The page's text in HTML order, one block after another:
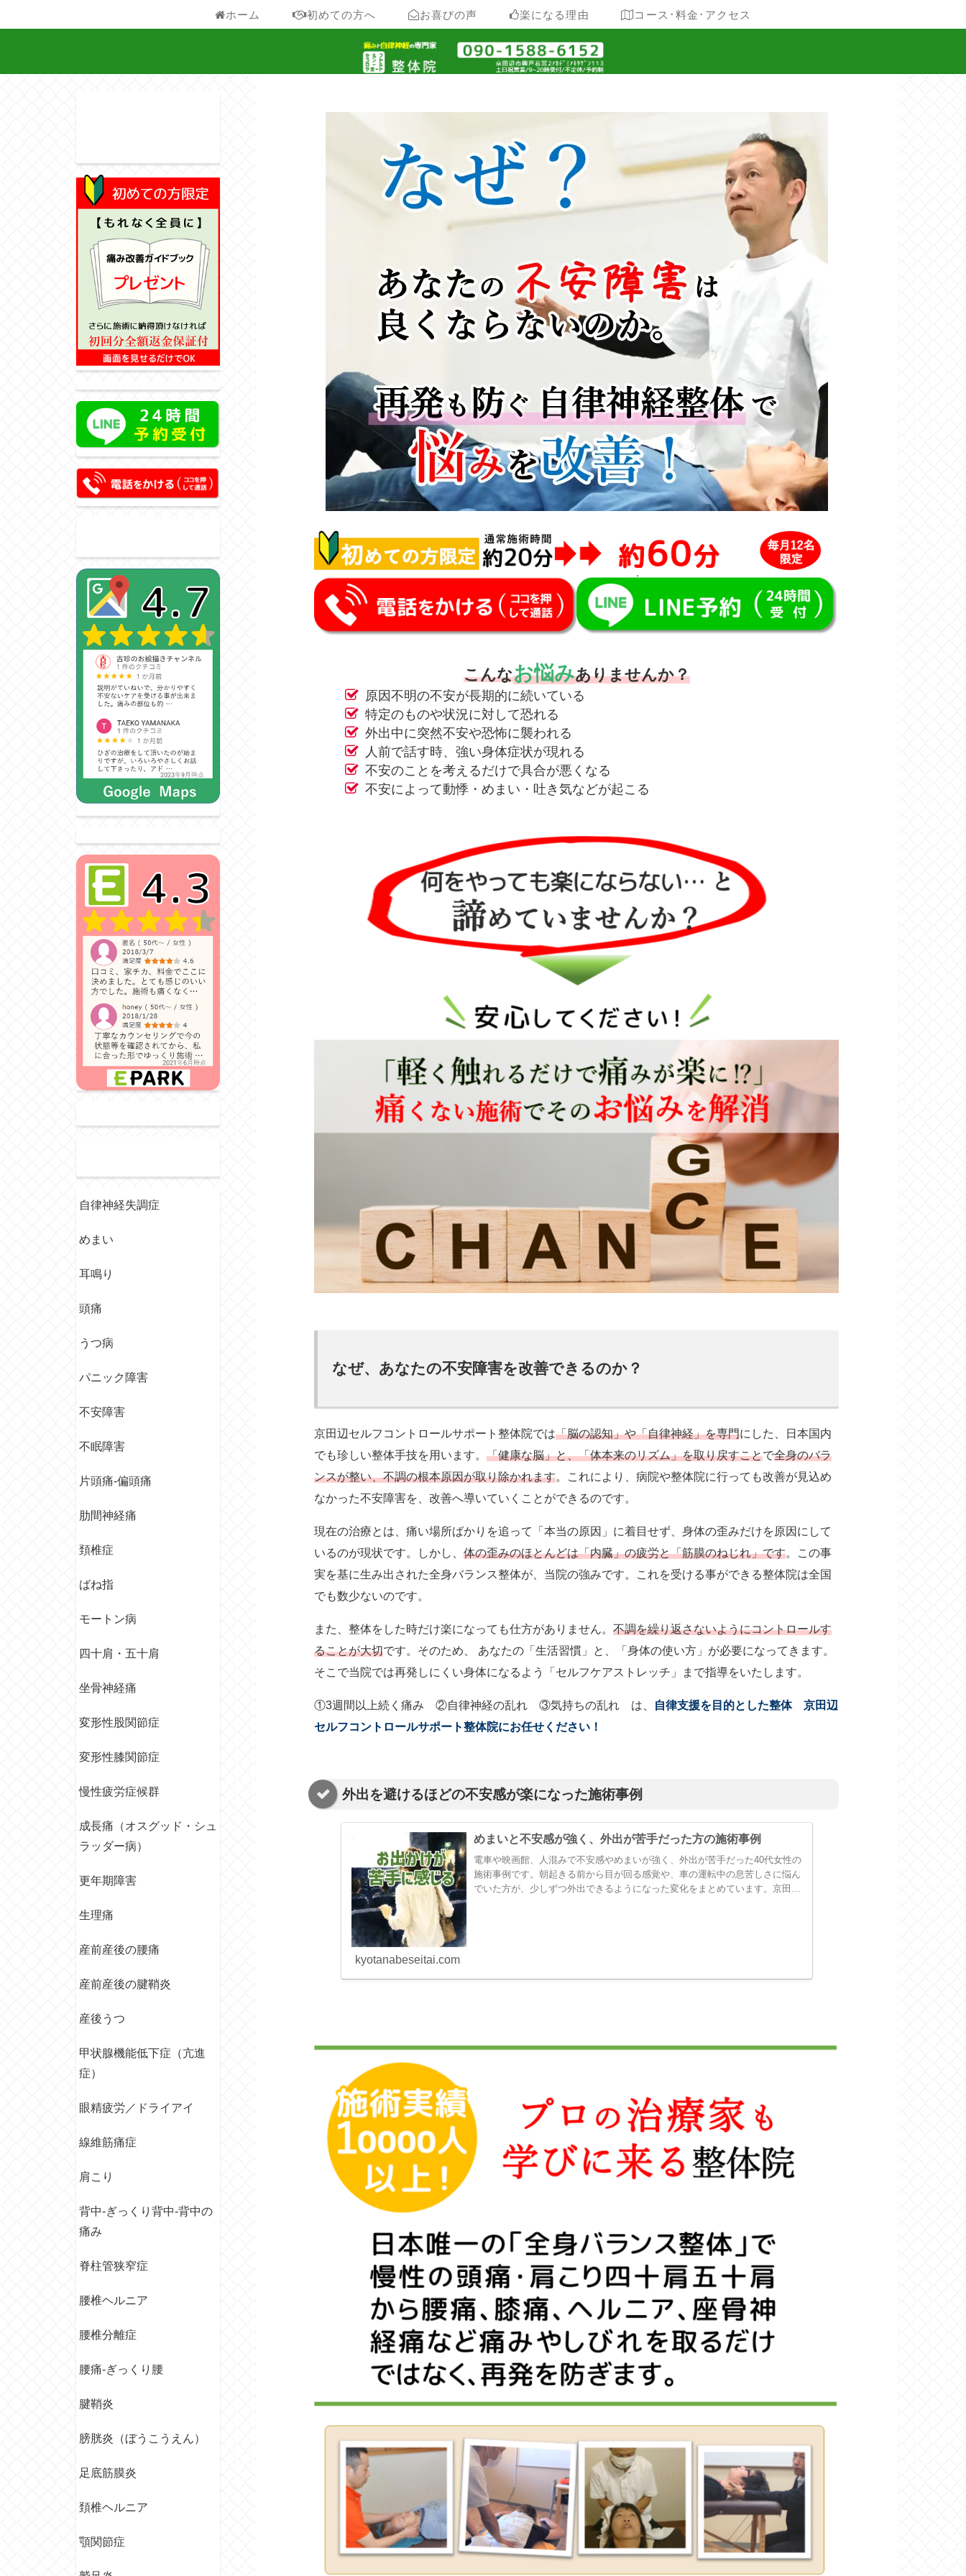
ホーム 初めての方へ お喜びの声 楽になる理由 コース･料金･アクセス
こんなお悩みありませんか？
原因不明の不安が長期的に続いている
特定のものや状況に対して恐れる
外出中に突然不安や恐怖に襲われる
人前で話す時、強い身体症状が現れる
不安のことを考えるだけで具合が悪くなる
不安によって動悸・めまい・吐き気などが起こる
なぜ、あなたの不安障害を改善できるのか？
京田辺セルフコントロールサポート整体院では「脳の認知」や「自律神経」を専門にした、日本国内
でも珍しい整体手技を用います。 「健康な脳」と、「体本来のリズム」を取り戻すことで全身のバラ
ンスが整い、不調の根本原因が取り除かれます。これにより、病院や整体院に行っても改善が見込め
なかった不安障害を、改善へ導いていくことができるのです。
現在の治療とは、痛い場所ばかりを追って「本当の原因」に着目せず、身体の歪みだけを原因にして
いるのが現状です。しかし、 体の歪みのほとんどは「内臓」の疲労と「筋膜のねじれ」です。この事
実を基に生み出された全身バランス整体が、当院の強みです。これを受ける事ができる整体院は全国
でも数少ないのです。
また、整体をした時だけ楽になっても仕方がありません。 不調を繰り返さないようにコントロールす
ることが大切です。そのため、 あなたの「生活習慣」と、「身体の使い方」が必要になってきます。
そこで当院では再発しにくい身体になるよう「セルフケアストレッチ」まで指導をいたします。
①3週間以上続く痛み ②自律神経の乱れ ③気持ちの乱れ は、 自律支援を目的とした整体 京田辺
セルフコントロールサポート整体院にお任せください！
外出を避けるほどの不安感が楽になった施術事例
めまいと不安感が強く、外出が苦手だった方の施術事例
電車や映画館、人混みで不安感やめまいが強く、外出が苦手だった40代女性の
施術事例です。朝起きる前から目が回る感覚や、車の運転中の息苦しさに悩ん
でいた方が、少しずつ外出できるようになった変化をまとめています。京田辺
kyotanabeseitai.com
自律神経失調症
めまい
耳鳴り
頭痛
うつ病
パニック障害
不安障害
不眠障害
片頭痛-偏頭痛
肋間神経痛
頚椎症
ばね指
モートン病
四十肩・五十肩
坐骨神経痛
変形性股関節症
変形性膝関節症
慢性疲労症候群
成長痛（オスグッド・シュ
ラッダー病）
更年期障害
生理痛
産前産後の腰痛
産前産後の腱鞘炎
産後うつ
甲状腺機能低下症（亢進
症）
眼精疲労／ドライアイ
線維筋痛症
肩こり
背中‐ぎっくり背中‐背中の
痛み
脊柱管狭窄症
腰椎ヘルニア
腰椎分離症
腰痛‐ぎっくり腰
腱鞘炎
膀胱炎（ぼうこうえん）
足底筋膜炎
頚椎ヘルニア
顎関節症